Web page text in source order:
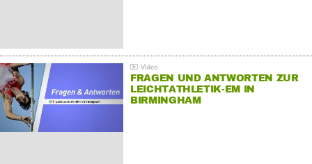
FRAGEN UND ANTWORTEN ZUR
LEICHTATHLETIK-EM IN
BIRMINGHAM